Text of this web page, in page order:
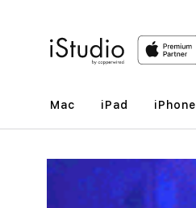
Mac iPad iPhone
Lewati
informasi
produk